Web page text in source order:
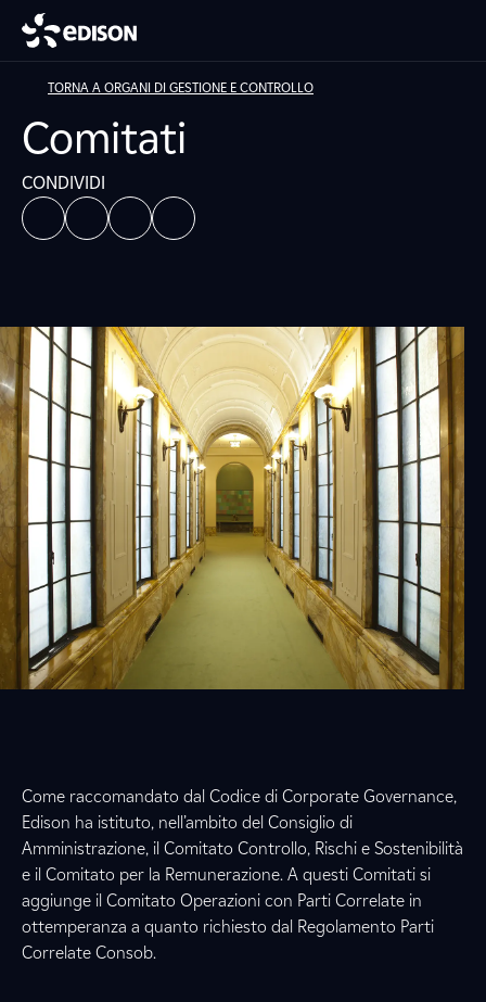
TORNA A ORGANI DI GESTIONE E CONTROLLO
Comitati
CONDIVIDI
Come raccomandato dal Codice di Corporate Governance,
Edison ha istituto, nell’ambito del Consiglio di
Amministrazione, il Comitato Controllo, Rischi e Sostenibilità
e il Comitato per la Remunerazione. A questi Comitati si
aggiunge il Comitato Operazioni con Parti Correlate in
ottemperanza a quanto richiesto dal Regolamento Parti
Correlate Consob.